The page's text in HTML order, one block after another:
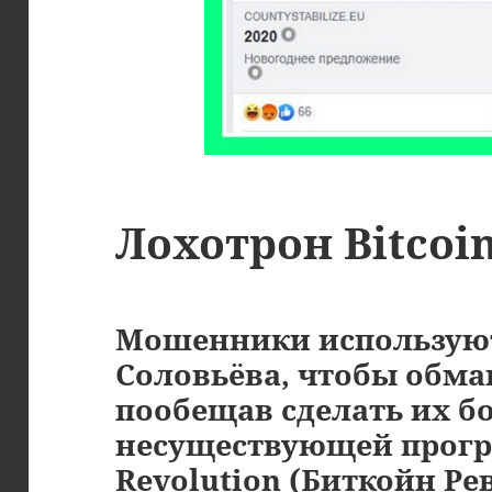
Лохотрон
Мошенники
Соловьёва, чтобы
пообещав сделать их
несуществующей
Revolution (Биткойн